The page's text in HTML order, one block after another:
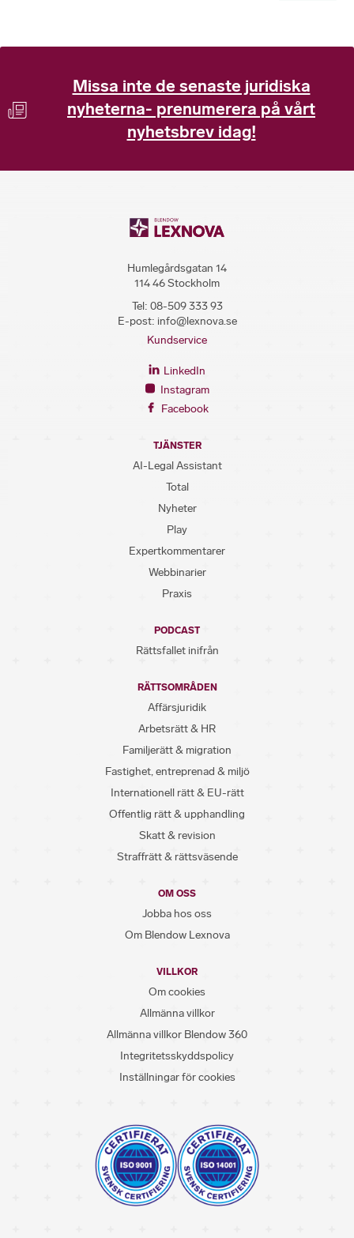
Missa inte de senaste juridiska
nyheterna- prenumerera på vårt
nyhetsbrev idag!
Humlegårdsgatan 14
114 46 Stockholm
Tel: 08-509 333 93
E-post: info@lexnova.se
Kundservice
LinkedIn
Instagram
Facebook
TJÄNSTER
AI-Legal Assistant
Total
Nyheter
Play
Expertkommentarer
Webbinarier
Praxis
PODCAST
Rättsfallet inifrån
RÄTTSOMRÅDEN
Affärsjuridik
Arbetsrätt & HR
Familjerätt & migration
Fastighet, entreprenad & miljö
Internationell rätt & EU-rätt
Offentlig rätt & upphandling
Skatt & revision
Straffrätt & rättsväsende
OM OSS
Jobba hos oss
Om Blendow Lexnova
VILLKOR
Om cookies
Allmänna villkor
Allmänna villkor Blendow 360
Integritetsskyddspolicy
Inställningar för cookies